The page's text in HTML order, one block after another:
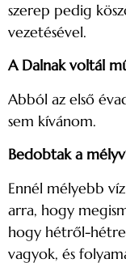
szerep pedig
vezetésével.
A Dalnak voltál
Abból az első
sem kívánom.
Bedobtak a
Ennél mélyebb
arra, hogy
hogy hétről-
vagyok, és